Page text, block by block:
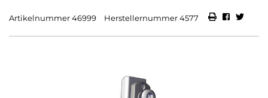
Artikelnummer 46999 Herstellernummer 4577